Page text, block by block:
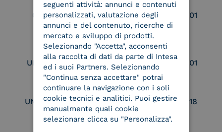
Conservatore
qualificato
UNI EN ISO 37001
UNI EN ISO 9001 UNI EN ISO 27001
UNI EN ISO 27017 UNI EN ISO 27018
seguenti attività: annunci e contenuti
personalizzati, valutazione degli
annunci e del contenuto, ricerche di
mercato e sviluppo di prodotti.
Selezionando "Accetta", acconsenti
alla raccolta di dati da parte di Intesa
ed i suoi Partners. Selezionando
"Continua senza accettare" potrai
continuare la navigazione con i soli
cookie tecnici e analitici. Puoi gestire
manualmente quali cookie
selezionare clicca su "Personalizza".